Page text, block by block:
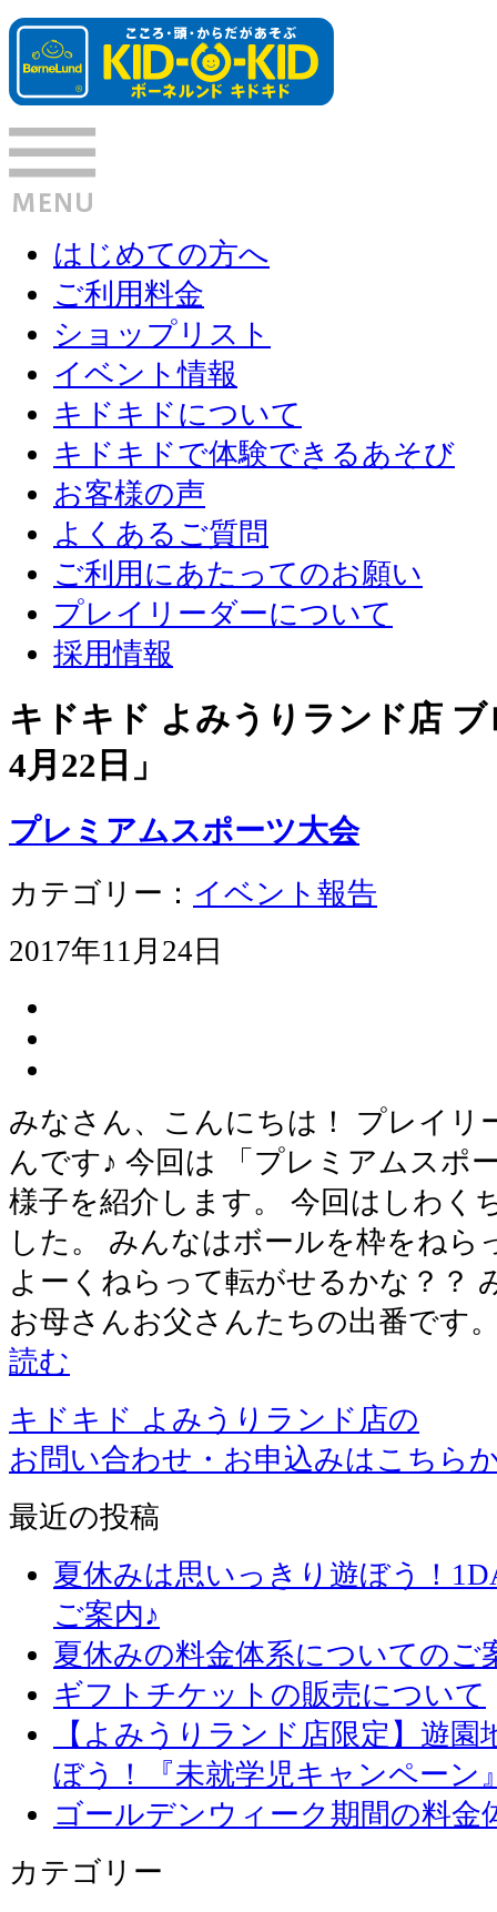
はじめての方へ
ご利用料金
ショップリスト
イベント情報
キドキドについて
キドキドで体験できるあそび
お客様の声
よくあるご質問
ご利用にあたってのお願い
プレイリーダーについて
採用情報
キドキド よみうりランド店
4月22日 」
プレミアムスポーツ大会
カテゴリー： イベント報告
2017年11月24日
みなさん、こんにちは！ プレイリ
んです♪ 今回は 「プレミアムスポ
様子を紹介します。 今回はしわく
した。 みんなはボールを枠をねら
よーくねらって転がせるかな？？
お母さんお父さんたちの出番です
読む
キドキド よみうりランド店の
お問い合わせ・お申込みはこちら
最近の投稿
夏休みは思いっきり遊ぼう！
ご案内♪
夏休みの料金体系についてのご
ギフトチケットの販売について
【よみうりランド店限定】遊
ぼう！『未就学児キャンペーン
ゴールデンウィーク期間の料金
カテゴリー